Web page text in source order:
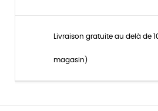
Livraison gratuite au delà de
magasin)